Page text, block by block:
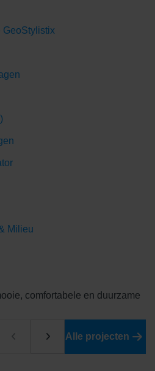
GeoStylistix
Milieu
comfortabele en duurzame
Alle projecten